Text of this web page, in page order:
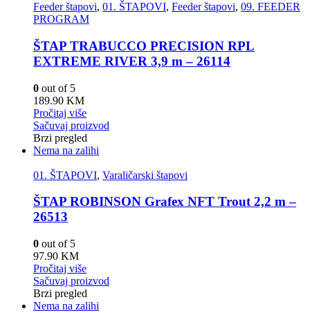
Feeder štapovi, 01. ŠTAPOVI, Feeder štapovi, 09. FEEDER
PROGRAM
ŠTAP TRABUCCO PRECISION RPL
EXTREME RIVER 3,9 m – 26114
0 out of 5
189.90 KM
Pročitaj više
Sačuvaj proizvod
Brzi pregled
Nema na zalihi
01. ŠTAPOVI, Varaličarski štapovi
ŠTAP ROBINSON Grafex NFT Trout 2,2 m –
26513
0 out of 5
97.90 KM
Pročitaj više
Sačuvaj proizvod
Brzi pregled
Nema na zalihi